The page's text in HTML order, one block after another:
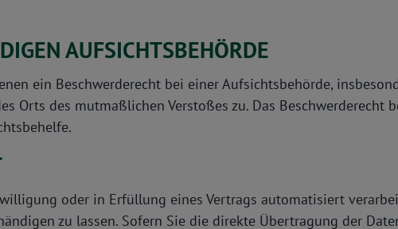
AUFSICHTS­BEHÖRDE
ein Beschwerderecht bei einer Aufsichtsbehörde,
Orts des mutmaßlichen Verstoßes zu. Das Beschwerderecht
oder in Erfüllung eines Vertrags automatisiert
zu lassen. Sofern Sie die direkte Übertragung der